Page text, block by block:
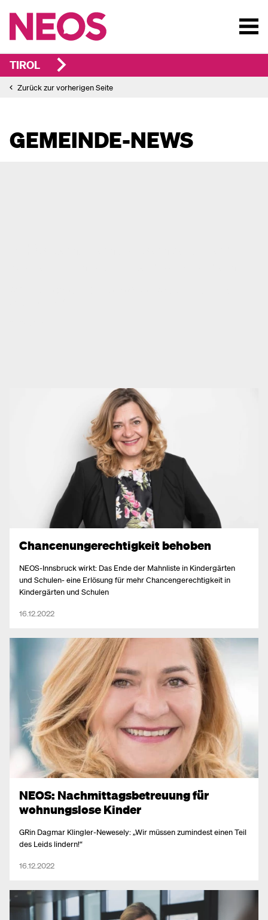
TIROL
Zurück zur vorherigen Seite
GEMEINDE-NEWS
Chancenungerechtigkeit behoben
NEOS-Innsbruck wirkt: Das Ende der Mahnliste in Kindergärten
und Schulen- eine Erlösung für mehr Chancengerechtigkeit in
Kindergärten und Schulen
16.12.2022
NEOS: Nachmittagsbetreuung für
wohnungslose Kinder
GRin Dagmar Klingler-Newesely: „Wir müssen zumindest einen Teil
des Leids lindern!“
16.12.2022